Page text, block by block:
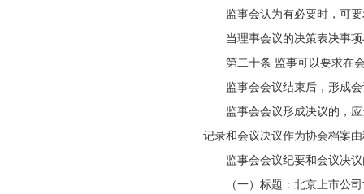
监事会认为有必要时，可
当理事会议的决策表决事
第二十条 监事可以要求在
监事会会议结束后，形成
监事会会议形成决议的，
记录和会议决议作为协会档案
监事会会议纪要和会议决
（一）标题：北京上市公